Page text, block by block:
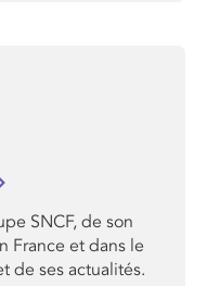
SNCF, de son
France et dans le
de ses actualités.